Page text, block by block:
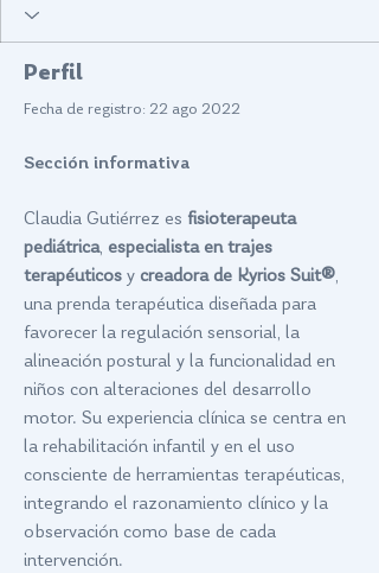
Perfil
Fecha de registro: 22 ago 2022
Sección informativa
Claudia Gutiérrez es fisioterapeuta
pediátrica, especialista en trajes
terapéuticos y creadora de Kyrios Suit®,
una prenda terapéutica diseñada para
favorecer la regulación sensorial, la
alineación postural y la funcionalidad en
niños con alteraciones del desarrollo
motor. Su experiencia clínica se centra en
la rehabilitación infantil y en el uso
consciente de herramientas terapéuticas,
integrando el razonamiento clínico y la
observación como base de cada
intervención.